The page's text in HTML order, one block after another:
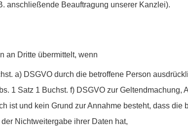
anschließende Beauftragung unserer Kanzlei).
an Dritte übermittelt, wenn
a) DSGVO durch die betroffene Person
1 Satz 1 Buchst. f) DSGVO zur Geltendmachung,
ist und kein Grund zur Annahme besteht, dass die
Nichtweitergabe ihrer Daten hat,